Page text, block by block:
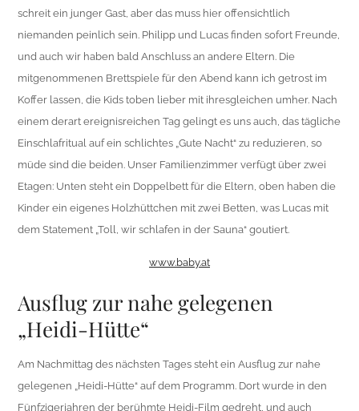
schreit ein junger Gast, aber das muss hier offensichtlich
niemanden peinlich sein. Philipp und Lucas finden sofort Freunde,
und auch wir haben bald Anschluss an andere Eltern. Die
mitgenommenen Brettspiele für den Abend kann ich getrost im
Koffer lassen, die Kids toben lieber mit ihresgleichen umher. Nach
einem derart ereignisreichen Tag gelingt es uns auch, das tägliche
Einschlafritual auf ein schlichtes „Gute Nacht“ zu reduzieren, so
müde sind die beiden. Unser Familienzimmer verfügt über zwei
Etagen: Unten steht ein Doppelbett für die Eltern, oben haben die
Kinder ein eigenes Holzhüttchen mit zwei Betten, was Lucas mit
dem Statement „Toll, wir schlafen in der Sauna“ goutiert.
www.baby.at
Ausflug zur nahe gelegenen
„Heidi-Hütte“
Am Nachmittag des nächsten Tages steht ein Ausflug zur nahe
gelegenen „Heidi-Hütte“ auf dem Programm. Dort wurde in den
Fünfzigerjahren der berühmte Heidi-Film gedreht, und auch